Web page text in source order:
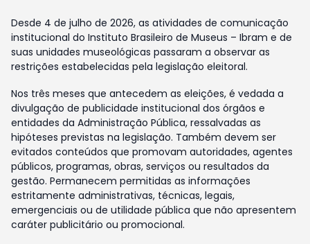
Desde 4 de julho de 2026, as atividades de comunicação
institucional do Instituto Brasileiro de Museus – Ibram e de
suas unidades museológicas passaram a observar as
restrições estabelecidas pela legislação eleitoral.
Nos três meses que antecedem as eleições, é vedada a
divulgação de publicidade institucional dos órgãos e
entidades da Administração Pública, ressalvadas as
hipóteses previstas na legislação. Também devem ser
evitados conteúdos que promovam autoridades, agentes
públicos, programas, obras, serviços ou resultados da
gestão. Permanecem permitidas as informações
estritamente administrativas, técnicas, legais,
emergenciais ou de utilidade pública que não apresentem
caráter publicitário ou promocional.